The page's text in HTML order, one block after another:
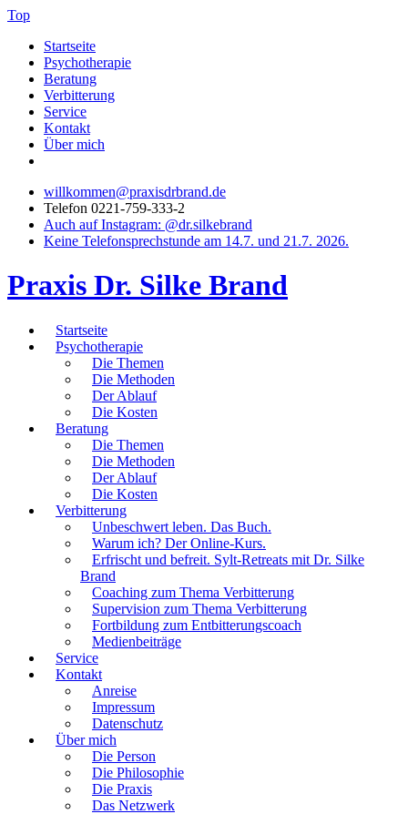
Top
Startseite
Psychotherapie
Beratung
Verbitterung
Service
Kontakt
Über mich
willkommen@praxisdrbrand.de
Telefon 0221-759-333-2
Auch auf Instagram: @dr.silkebrand
Keine Telefonsprechstunde am 14.7. und 21.7. 2026.
Praxis Dr. Silke Brand
Startseite
Psychotherapie
Die Themen
Die Methoden
Der Ablauf
Die Kosten
Beratung
Die Themen
Die Methoden
Der Ablauf
Die Kosten
Verbitterung
Unbeschwert leben. Das Buch.
Warum ich? Der Online-Kurs.
Erfrischt und befreit. Sylt-Retreats mit Dr. Silke
Brand
Coaching zum Thema Verbitterung
Supervision zum Thema Verbitterung
Fortbildung zum Entbitterungscoach
Medienbeiträge
Service
Kontakt
Anreise
Impressum
Datenschutz
Über mich
Die Person
Die Philosophie
Die Praxis
Das Netzwerk